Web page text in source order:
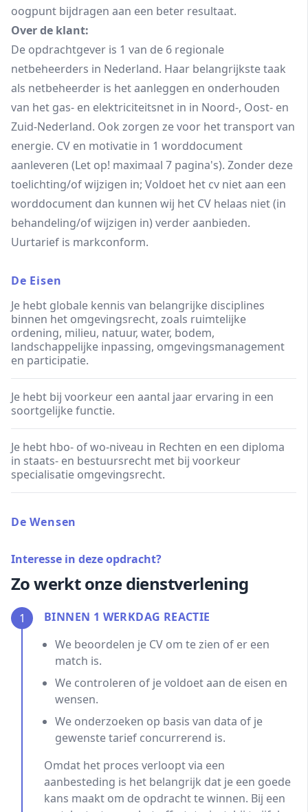
oogpunt bijdragen aan een beter resultaat.
Over de klant:
De opdrachtgever is 1 van de 6 regionale
netbeheerders in Nederland. Haar belangrijkste taak
als netbeheerder is het aanleggen en onderhouden
van het gas- en elektriciteitsnet in in Noord-, Oost- en
Zuid-Nederland. Ook zorgen ze voor het transport van
energie. CV en motivatie in 1 worddocument
aanleveren (Let op! maximaal 7 pagina's). Zonder deze
toelichting/of wijzigen in; Voldoet het cv niet aan een
worddocument dan kunnen wij het CV helaas niet (in
behandeling/of wijzigen in) verder aanbieden.
Uurtarief is markconform.
De Eisen
Je hebt globale kennis van belangrijke disciplines
binnen het omgevingsrecht, zoals ruimtelijke
ordening, milieu, natuur, water, bodem,
landschappelijke inpassing, omgevingsmanagement
en participatie.
Je hebt bij voorkeur een aantal jaar ervaring in een
soortgelijke functie.
Je hebt hbo- of wo-niveau in Rechten en een diploma
in staats- en bestuursrecht met bij voorkeur
specialisatie omgevingsrecht.
De Wensen
Interesse in deze opdracht?
Zo werkt onze dienstverlening
1
BINNEN 1 WERKDAG REACTIE
We beoordelen je CV om te zien of er een
match is.
We controleren of je voldoet aan de eisen en
wensen.
We onderzoeken op basis van data of je
gewenste tarief concurrerend is.
Omdat het proces verloopt via een
aanbesteding is het belangrijk dat je een goede
kans maakt om de opdracht te winnen. Bij een